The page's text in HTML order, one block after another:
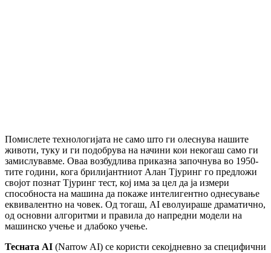
Помислете технологијата не само што ги олеснува нашите
животи, туку и ги подобрува на начини кои некогаш само ги
замислувавме. Оваа возбудлива приказна започнува во 1950-
тите години, кога брилијантниот Алан Тјуринг го предложи
својот познат Тјуринг тест, кој има за цел да ја измери
способноста на машина да покаже интелигентно однесување
еквивалентно на човек. Од тогаш, AI еволуираше драматично,
од основни алгоритми и правила до напредни модели на
машинско учење и длабоко учење.
Тесната AI (Narrow AI) се користи секојдневно за специфични